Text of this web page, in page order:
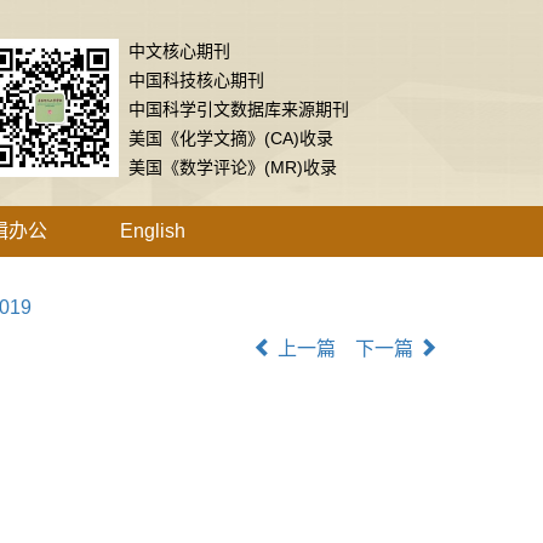
中文核心期刊
中国科技核心期刊
中国科学引文数据库来源期刊
美国《化学文摘》(CA)收录
美国《数学评论》(MR)收录
办公 English
上一篇
下一篇